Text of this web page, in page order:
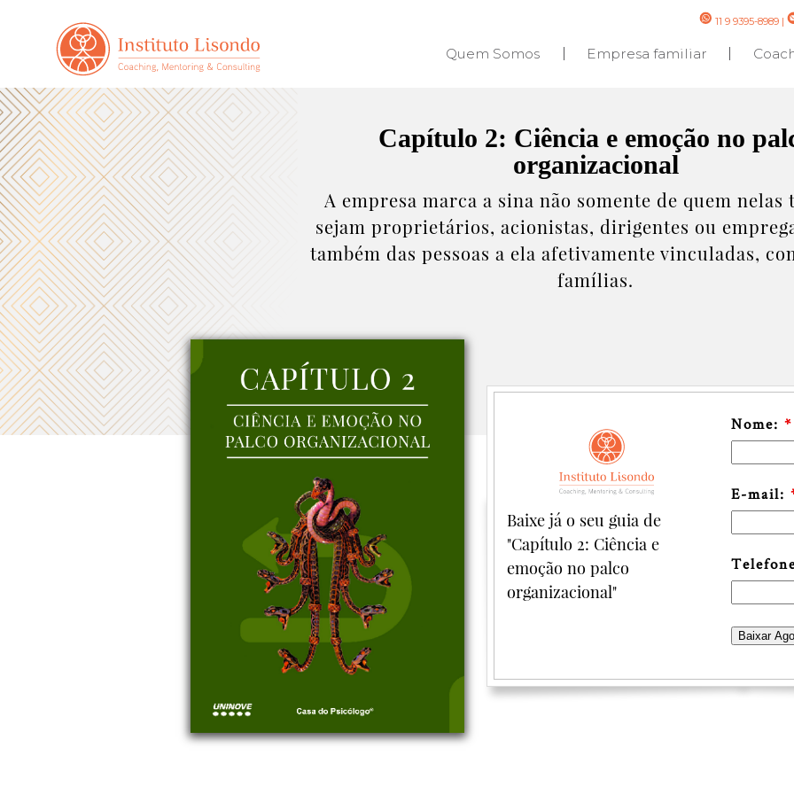
11 9 9395-8989 |
Quem Somos Empresa familiar
Capítulo 2: Ciência e emoção no
organizacional
A empresa marca a sina não somente de quem nelas
sejam proprietários, acionistas, dirigentes ou
também das pessoas a ela afetivamente vinculadas,
famílias.
Baixe já o seu guia de
"Capítulo 2: Ciência e
emoção no palco
organizacional"
Nome: *
E-mail: